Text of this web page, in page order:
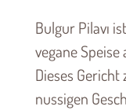
Bulgur Pilavı
vegane
Dieses
nussigen